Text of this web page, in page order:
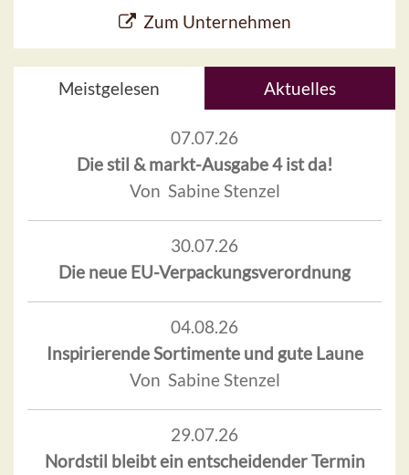
Zum Unternehmen
Meistgelesen Aktuelles
07.07.26
Die stil & markt-Ausgabe 4 ist da!
Von Sabine Stenzel
30.07.26
Die neue EU-Verpackungsverordnung
04.08.26
Inspirierende Sortimente und gute Laune
Von Sabine Stenzel
29.07.26
Nordstil bleibt ein entscheidender Termin